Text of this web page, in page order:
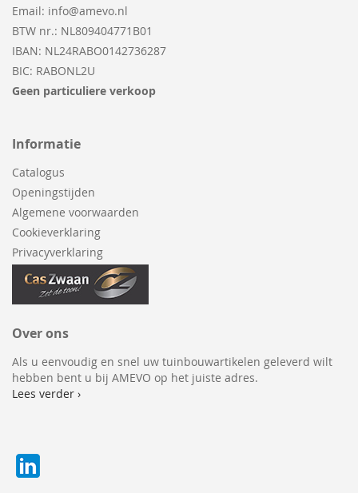
Email: info@amevo.nl
BTW nr.: NL809404771B01
IBAN: NL24RABO0142736287
BIC: RABONL2U
Geen particuliere verkoop
Informatie
Catalogus
Openingstijden
Algemene voorwaarden
Cookieverklaring
Privacyverklaring
Over ons
Als u eenvoudig en snel uw tuinbouwartikelen geleverd wilt
hebben bent u bij AMEVO op het juiste adres.
Lees verder ›